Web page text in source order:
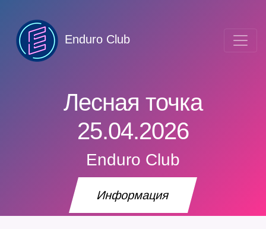
Enduro Club
Лесная точка
25.04.2026
Enduro Club
Информация